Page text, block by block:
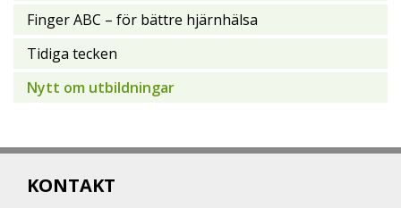
Finger ABC – för bättre hjärnhälsa
Tidiga tecken
Nytt om utbildningar
KONTAKT